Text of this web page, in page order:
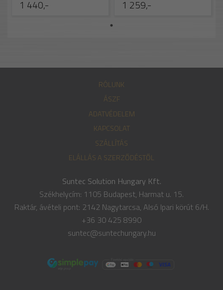
1 440,- 1 259,-
RÓLUNK
ÁSZF
ADATVÉDELEM
KAPCSOLAT
SZÁLLÍTÁS
ELÁLLÁS A SZERZŐDÉSTŐL
Suntec Solution Hungary Kft.
Székhelycím: 1105 Budapest, Harmat u. 15.
Raktár, ávételi pont: 2142 Nagytarcsa, Alsó Ipari körút 6/H.
+36 30 425 8990
suntec@suntechungary.hu